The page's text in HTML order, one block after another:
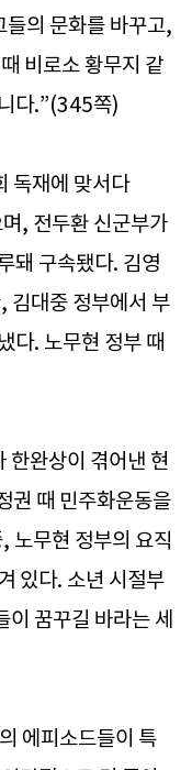
의 문화를 바꾸고,
비로소 황무지 같
다.”(345쪽)
독재에 맞서다
, 전두환 신군부가
돼 구속됐다. 김영
김대중 정부에서 부
다. 노무현 정부 때
한완상이 겪어낸 현
권 때 민주화운동을
노무현 정부의 요직
있다. 소년 시절부
꿈꾸길 바라는 세
에피소드들이 특